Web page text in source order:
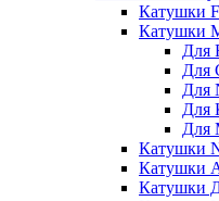
Катушки
Катушки
Для
Для
Для
Для
Для
Катушки
Катушки
Катушки